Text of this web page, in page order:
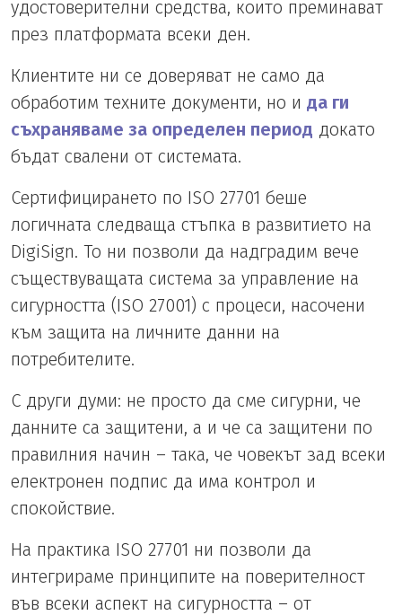
удостоверителни средства, които преминават
през платформата всеки ден.
Клиентите ни се доверяват не само да
обработим техните документи, но и да ги
съхраняваме за определен период докато
бъдат свалени от системата.
Сертифицирането по ISO 27701 беше
логичната следваща стъпка в развитието на
DigiSign. То ни позволи да надградим вече
съществуващата система за управление на
сигурността (ISO 27001) с процеси, насочени
към защита на личните данни на
потребителите.
С други думи: не просто да сме сигурни, че
данните са защитени, а и че са защитени по
правилния начин – така, че човекът зад всеки
електронен подпис да има контрол и
спокойствие.
На практика ISO 27701 ни позволи да
интегрираме принципите на поверителност
във всеки аспект на сигурността – от